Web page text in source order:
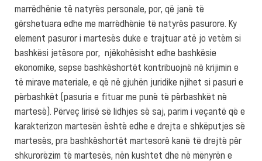
marrëdhënie të natyrës personale, por, që janë të
gërshetuara edhe me marrëdhënie të natyrës pasurore. Ky
element pasuror i martesës duke e trajtuar atë jo vetëm si
bashkësi jetësore por, njëkohësisht edhe bashkësie
ekonomike, sepse bashkëshortët kontribuojnë në krijimin e
të mirave materiale, e që në gjuhën juridike njihet si pasuri e
përbashkët (pasuria e fituar me punë të përbashkët në
martesë). Përveç lirisë së lidhjes së saj, parim i veçantë që e
karakterizon martesën është edhe e drejta e shkëputjes së
martesës, pra bashkëshortët martesorë kanë të drejtë për
shkurorëzim të martesës, nën kushtet dhe në mënyrën e